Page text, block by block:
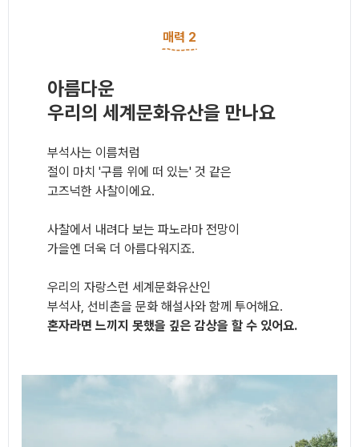
매력 2
아름다운
우리의 세계문화유산을 만나요
부석사는 이름처럼
절이 마치 '구름 위에 떠 있는' 것 같은
고즈넉한 사찰이에요.
사찰에서 내려다 보는 파노라마 전망이
가을엔 더욱 더 아름다워지죠.
우리의 자랑스런 세계문화유산인
부석사, 선비촌을 문화 해설사와 함께 투어해요.
혼자라면 느끼지 못했을 깊은 감상을 할 수 있어요.